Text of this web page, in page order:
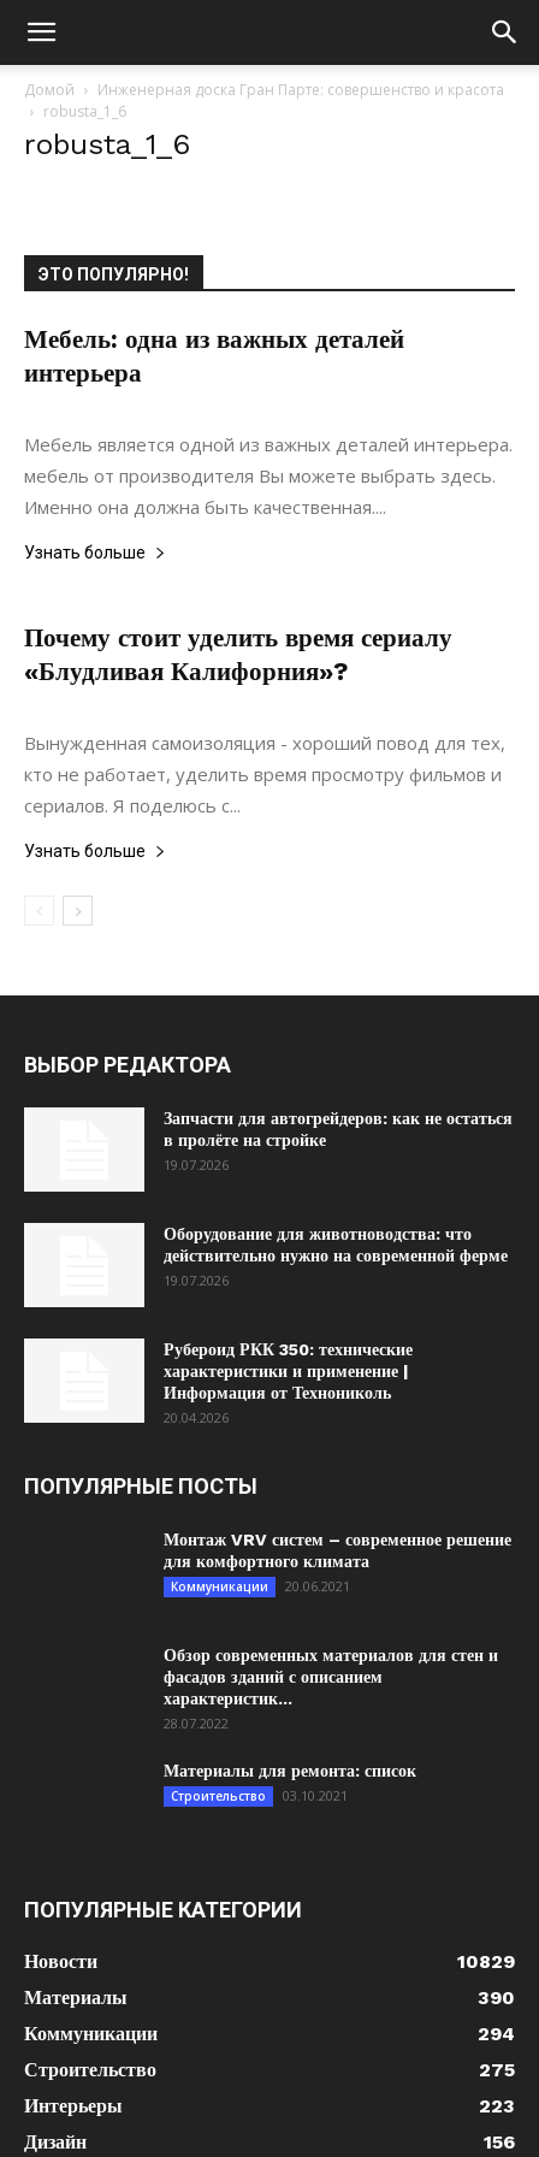
Домой
Инженерная доска Гран Парте: совершенство и красота
robusta_1_6
robusta_1_6
ЭТО ПОПУЛЯРНО!
Мебель: одна из важных деталей
интерьера
22.10.2021
Мебель является одной из важных деталей интерьера.
мебель от производителя Вы можете выбрать здесь.
Именно она должна быть качественная....
Узнать больше
Почему стоит уделить время сериалу
«Блудливая Калифорния»?
22.06.2022
Вынужденная самоизоляция - хороший повод для тех,
кто не работает, уделить время просмотру фильмов и
сериалов. Я поделюсь с...
Узнать больше
ВЫБОР РЕДАКТОРА
Запчасти для автогрейдеров: как не остаться
в пролёте на стройке
19.07.2026
Оборудование для животноводства: что
действительно нужно на современной ферме
19.07.2026
Рубероид РКК 350: технические
характеристики и применение |
Информация от Технониколь
20.04.2026
ПОПУЛЯРНЫЕ ПОСТЫ
Монтаж VRV систем – современное решение
для комфортного климата
Коммуникации 20.06.2021
Обзор современных материалов для стен и
фасадов зданий с описанием
характеристик...
28.07.2022
Материалы для ремонта: список
Строительство 03.10.2021
ПОПУЛЯРНЫЕ КАТЕГОРИИ
Новости
10829
Материалы
390
Коммуникации
294
Строительство
275
Интерьеры
223
Дизайн
156